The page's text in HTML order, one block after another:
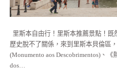
里斯本自由行！里斯本推薦景點！
歷史脫不了關係，來到里斯本貝倫區
(Monumento aos Descobrimentos)、
dos…